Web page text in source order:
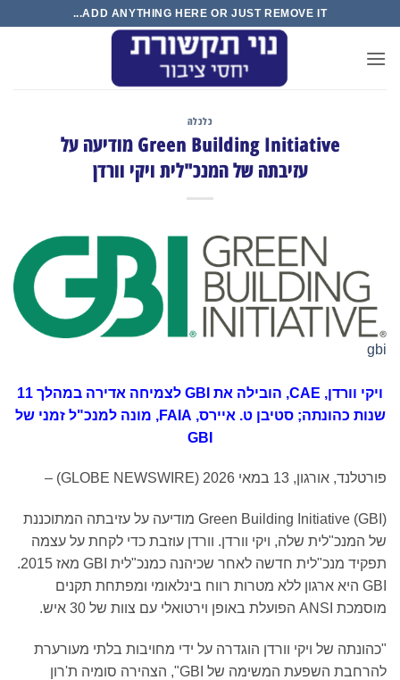
content
ADD ANYTHING HERE OR JUST REMOVE IT...
כלכלה
Green Building Initiative מודיעה על
עזיבתה של המנכ"לית ויקי וורדן
gbi
ויקי וורדן, CAE, הובילה את GBI
לצמיחה אדירה במהלך 11
שנות כהונתה; סטיבן ט. איירס, FAIA, מונה למנכ"ל זמני של
GBI
פורטלנד, אורגון, 13 במאי 2026 (GLOBE NEWSWIRE) –
Green Building Initiative (GBI) מודיעה על עזיבתה המתוכננת
של המנכ"לית שלה, ויקי וורדן. וורדן עוזבת כדי לקחת על עצמה
תפקיד מנכ"לית חדשה לאחר שכיהנה כמנכ"לית GBI מאז 2015.
GBI היא ארגון ללא מטרות רווח בינלאומי ומפתחת תקנים
מוסמכת ANSI הפועלת באופן וירטואלי עם צוות של 30 איש.
"כהונתה של ויקי וורדן הוגדרה על ידי מחויבות בלתי מעורערת
להרחבת השפעת המשימה של GBI", הצהירה סומיה ת'רון